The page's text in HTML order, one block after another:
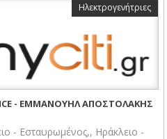
Ηλεκτρογενήτριες
- ΕΜΜΑΝΟΥΗΛ ΑΠΟΣΤΟΛΑΚΗΣ
- Εσταυρωμένος,, Ηράκλειο -